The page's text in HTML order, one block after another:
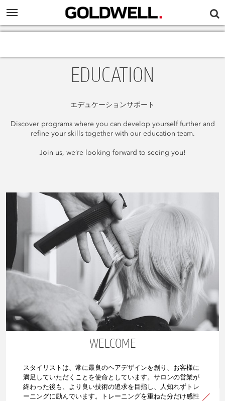
EDUCATION
エデュケーションサポート
Discover programs where you can develop yourself further and
refine your skills together with our education team.
Join us, we’re looking forward to seeing you!
WELCOME
スタイリストは、常に最良のヘアデザインを創り、お客様に
満足していただくことを使命としています。 サロンの営業が
終わった後も、より良い技術の追求を目指し、人知れずトレ
ーニングに励んでいます。
トレーニングを重ねた分だけ感性